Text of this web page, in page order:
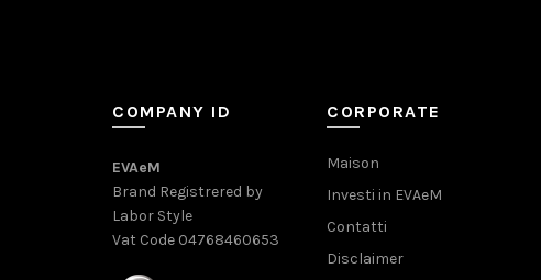
COMPANY ID
EVAeM
Brand Registrered by
Labor Style
Vat Code 04768460653
CORPORATE
Maison
Investi in EVAeM
Contatti
Disclaimer